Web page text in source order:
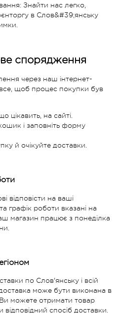
Знайти нас легко,
в Слов&#39;янську
спорядження
через наш інтернет-
щоб процес покупки був
цікавить, на сайті.
і заповніть форму
й очікуйте доставки.
відповісти на ваші
графік роботи вказані на
магазин працює з понеділка
по Слов'янську і всій
може бути виконана в
можете отримати товар
спосіб доставки.